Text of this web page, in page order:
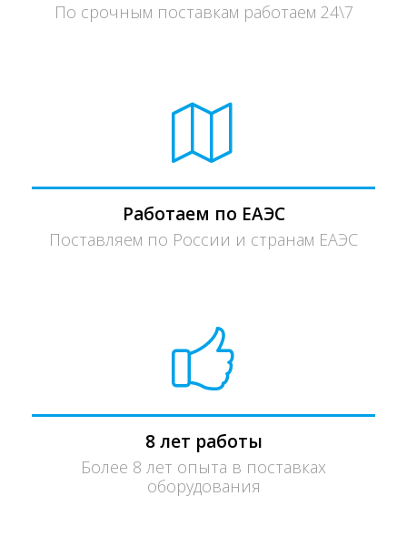
По срочным поставкам работаем 24\7
Работаем по ЕАЭС
Поставляем по России и странам ЕАЭС
8 лет работы
Более 8 лет опыта в поставках
оборудования